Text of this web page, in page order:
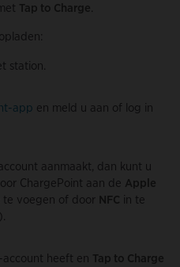
Tap to Charge.
station.
app en meld u aan of log in
aanmaakt, dan kunt u
ChargePoint aan de Apple
voegen of door NFC in te
account heeft en Tap to Charge